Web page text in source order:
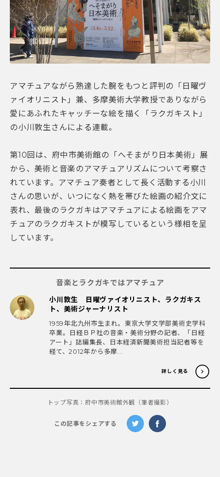
アマチュアながら熟達した腕をもつと評判の「日曜ヴ
ァイオリニスト」兼、多摩美術大学教授でありながら
愛にあふれたキャッチーな絵を描く「ラクガキスト」
の小川敦生さんによる連載。
第10回は、府中市美術館の「へそまがり日本美術」展
から、美術と音楽のアマチュアリズムについて考察さ
れています。アマチュア奏者として長く活動する小川
さんの思いが、いつになく熱を帯びた絵画の紹介文に
表れ、最後のラクガキはアマチュアによる絵画をアマ
チュアのラクガキストが模写しているという様相を呈
しています。
音楽とラクガキではアマチュア
小川敦生 日曜ヴァイオリニスト、ラクガキス
ト、美術ジャーナリスト
1959年北九州市生まれ。東京大学文学部美術史学科
卒業。日経ＢＰ社の音楽・美術分野の記者、「日経
アート」誌編集長、日本経済新聞美術担当記者等を
経て、2012年から多摩...
詳しく見る
トップ写真：府中市美術館外観（筆者撮影）
この記事をシェアする